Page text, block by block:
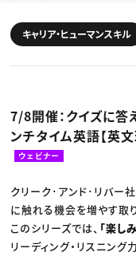
動画配信・映像制作
編集・ライティング
ディレクション
TOP Creator’s コ
Webクリエイター
ゲームクリエイター
クリエイターインタ
C＆R Magazine
セミナー
ニュース・トレンド
Web
映像
ゲーム・エンタメ
広告
CREATIVE
プロフェ
キャリア・ヒューマンスキル
7/8開催：クイズに答
ンチタイム英語【英
ウェビナー
クリーク･アンド･リバー
に触れる機会を増やす取
このシリーズでは、 「楽し
リーディング・リスニング